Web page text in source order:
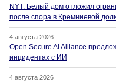
NYT: Белый дом отложил
после спора в Кремниевой
4 августа 2026
Open Secure AI Alliance
инцидентах с ИИ
4 августа 2026